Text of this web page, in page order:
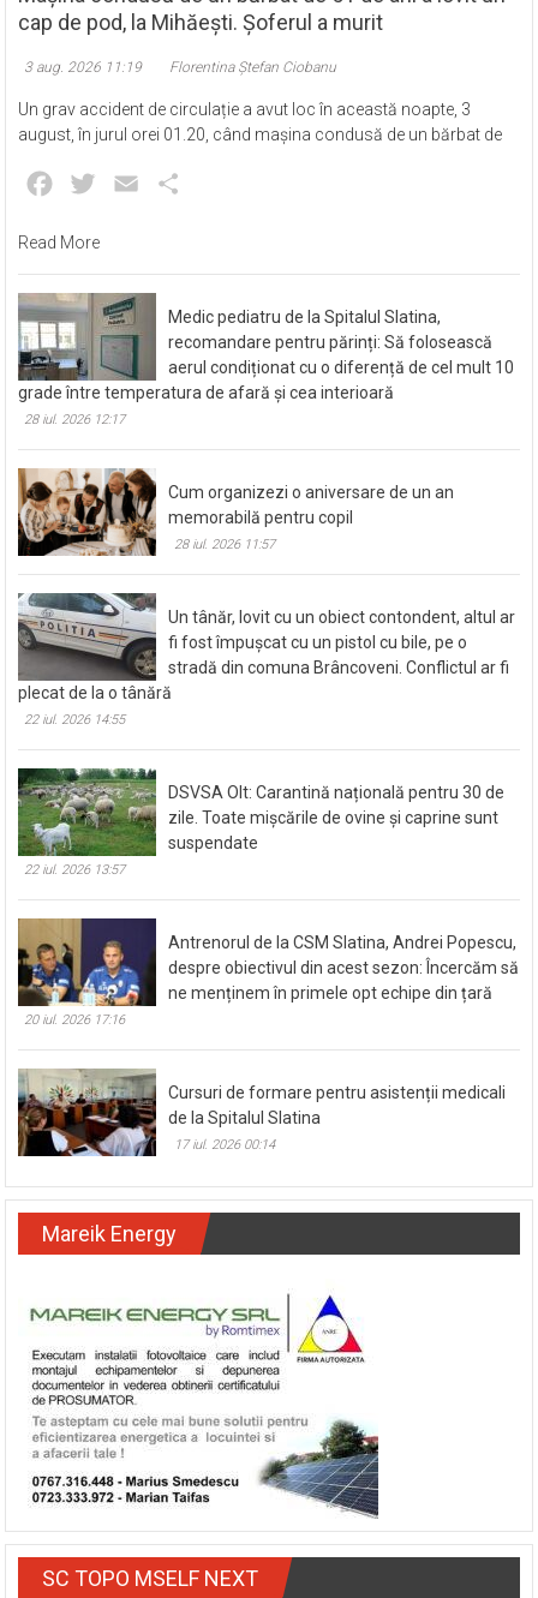
cap de pod, la Mihăești. Șoferul a murit
3 aug. 2026 11:19 Florentina Ștefan Ciobanu
Un grav accident de circulație a avut loc în această noapte, 3
august, în jurul orei 01.20, când mașina condusă de un bărbat de
Facebook
Twitter Email
Read More
Medic pediatru de la Spitalul Slatina,
recomandare pentru părinți: Să folosească
aerul condiționat cu o diferență de cel mult 10
grade între temperatura de afară și cea interioară
28 iul. 2026 12:17
Cum organizezi o aniversare de un an
memorabilă pentru copil
28 iul. 2026 11:57
Un tânăr, lovit cu un obiect contondent, altul ar
fi fost împușcat cu un pistol cu bile, pe o
stradă din comuna Brâncoveni. Conflictul ar fi
plecat de la o tânără
22 iul. 2026 14:55
DSVSA Olt: Carantină națională pentru 30 de
zile. Toate mișcările de ovine și caprine sunt
suspendate
22 iul. 2026 13:57
Antrenorul de la CSM Slatina, Andrei Popescu,
despre obiectivul din acest sezon: Încercăm să
ne menținem în primele opt echipe din țară
20 iul. 2026 17:16
Cursuri de formare pentru asistenții medicali
de la Spitalul Slatina
17 iul. 2026 00:14
Mareik Energy
SC TOPO MSELF NEXT